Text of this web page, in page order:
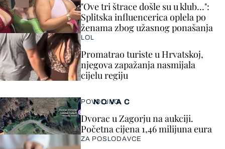
"Ove tri štrace došle su u klub…":
Splitska influencerica oplela po
ženama zbog užasnog ponašanja
LOL
Promatrao turiste u Hrvatskoj,
njegova zapažanja nasmijala
cijelu regiju
NOVAC
POVOLJNO
Dvorac u Zagorju na aukciji.
Početna cijena 1,46 milijuna eura
ZA POSLODAVCE